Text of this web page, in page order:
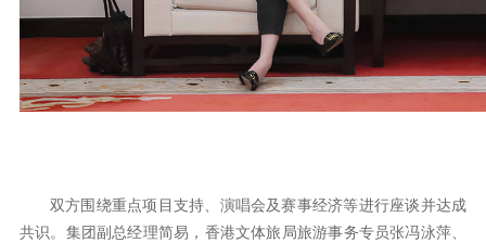
双方围绕重点项目支持、演唱会及赛事经济等进行座谈并达成
共识。集团副总经理简易，香港文体旅局旅游事务专员张冯泳萍、